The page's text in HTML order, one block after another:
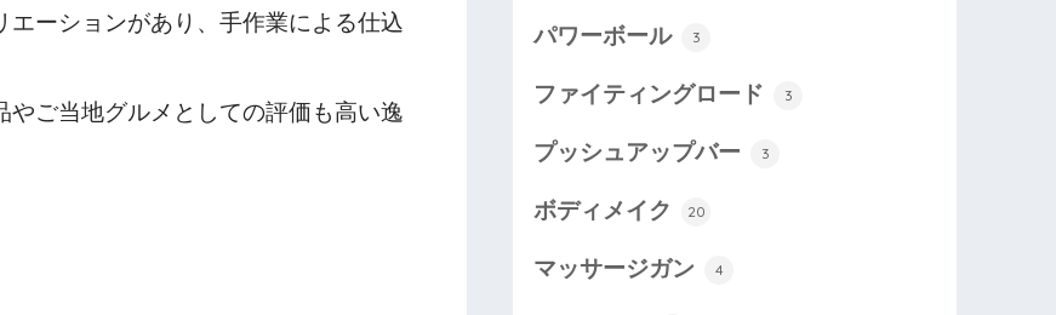
ーションがあり、手作業による仕込
やご当地グルメとしての評価も高い逸
パワーボール 3
ファイティングロード 3
プッシュアップバー 3
ボディメイク 20
マッサージガン 4